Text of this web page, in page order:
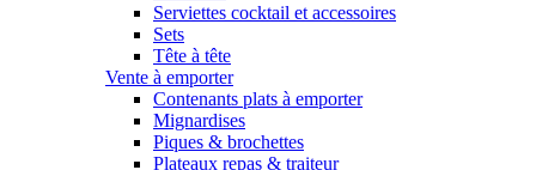
Serviettes cocktail et accessoires
Sets
Tête à tête
Vente à emporter
Contenants plats à emporter
Mignardises
Piques & brochettes
Plateaux repas & traiteur